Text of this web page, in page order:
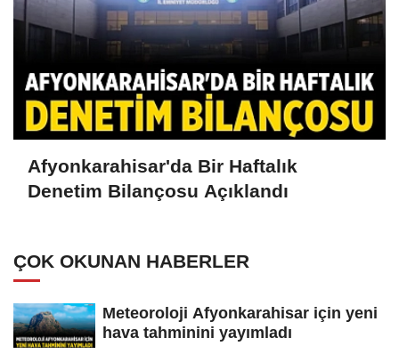
Afyonkarahisar'da Bir Haftalık
Denetim Bilançosu Açıklandı
ÇOK OKUNAN HABERLER
Meteoroloji Afyonkarahisar için yeni
hava tahminini yayımladı